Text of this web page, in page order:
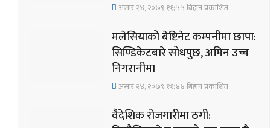
असार २४, २०७९ ११;५५ बिहान प्रकाशित
मलेसियाको बेष्टिनेट कम्पनीमा छापा:
सिण्डिकेटबारे सोधपुछ, अमिन उच्च
निगरानीमा
असार २४, २०७९ ११;४४ बिहान प्रकाशित
वैदेशिक रोजगारीमा ठगी: